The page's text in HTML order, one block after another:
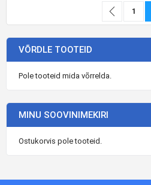
Page
Page
Eelmine
Page
1
VÕRDLE TOOTEID
Pole tooteid mida võrrelda.
MINU SOOVINIMEKIRI
Ostukorvis pole tooteid.